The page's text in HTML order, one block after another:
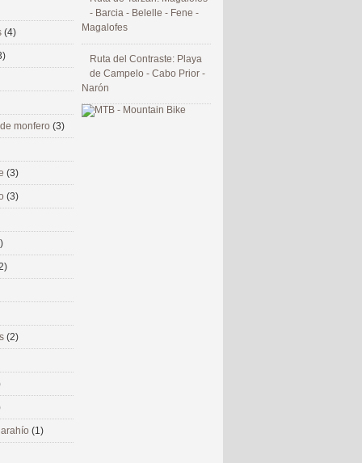
- Barcia - Belelle - Fene -
Magalofes
Ruta del Contraste: Playa
de Campelo - Cabo Prior -
Narón
(4)
monfero (3)
(3)
(3)
(2)
(1)